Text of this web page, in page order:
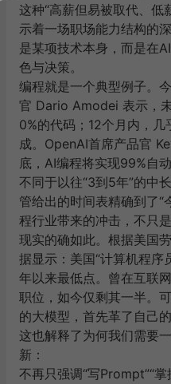
这种“高薪但易被取代、低
示着一场职场能力结构的
是某项技术本身，而是在
色与决策。
编程就是一个典型例子。
官 Dario Amodei 表示，
0%的代码；12个月内，
成。OpenAI首席产品官
底，AI编程将实现99%自动
不同于以往“3到5年”的中
管给出的时间表精确到了“
程行业带来的冲击，不只是
现实的确如此。根据美国
据显示：美国“计算机程序
年以来最低点。曾在互联
职位，如今仅剩其一半。
的大模型，首先革了自己的
这也解释了为何我们需要
新：
不再只强调“写Prompt”“掌